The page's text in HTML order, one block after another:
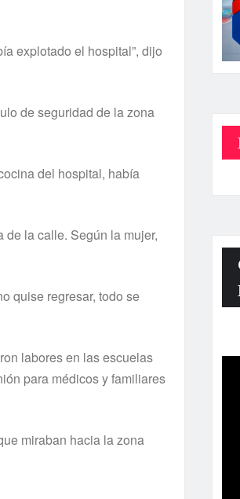
explotado el hospital”, dijo
de seguridad de la zona
del hospital, habí­a
de la calle. Según la mujer,
quise regresar, todo se
labores en las escuelas
para médicos y familiares
miraban hacia la zona